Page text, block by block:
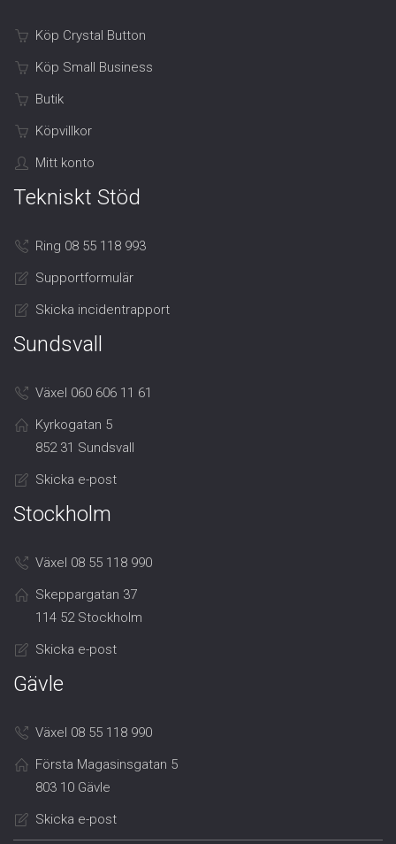
Köp Crystal Button
Köp Small Business
Butik
Köpvillkor
Mitt konto
Tekniskt Stöd
Ring 08 55 118 993
Supportformulär
Skicka incidentrapport
Sundsvall
Växel 060 606 11 61
Kyrkogatan 5
852 31 Sundsvall
Skicka e-post
Stockholm
Växel 08 55 118 990
Skeppargatan 37
114 52 Stockholm
Skicka e-post
Gävle
Växel 08 55 118 990
Första Magasinsgatan 5
803 10 Gävle
Skicka e-post